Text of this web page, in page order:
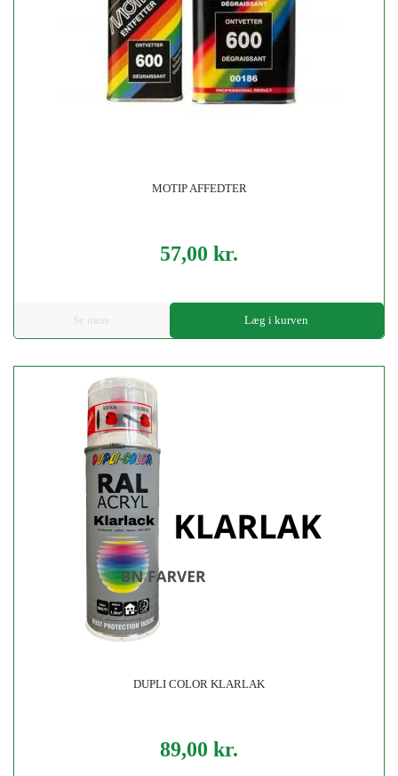
MOTIP AFFEDTER
57,00 kr.
Se mere Læg i kurven
DUPLI COLOR KLARLAK
89,00 kr.